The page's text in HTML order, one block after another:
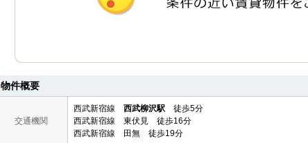
物件概要
交通機関
西武新宿線 西武柳沢駅 徒歩5分
西武新宿線 東伏見 徒歩16分
西武新宿線 田無 徒歩19分